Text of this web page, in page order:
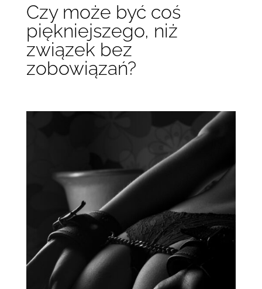
Czy może być coś
piękniejszego, niż
związek bez
zobowiązań?